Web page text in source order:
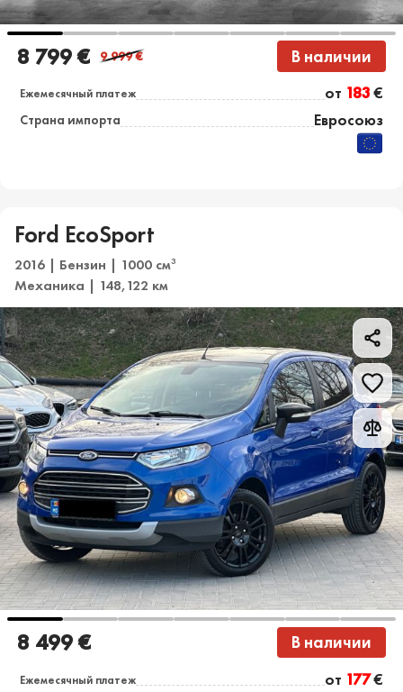
8 799 € 9 999€ В наличии
Ежемесячный платеж от 183€
Страна импорта Евросоюз
Ford EcoSport
2016 | Бензин | 1000 см3
Механика | 148,122 км
8 499 € В наличии
Ежемесячный платеж от 177€